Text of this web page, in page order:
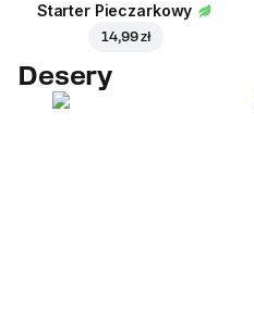
Starter Pieczarkowy
14,99 zł
Desery